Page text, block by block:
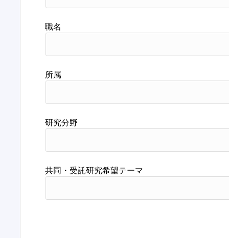
職名
所属
研究分野
共同・受託研究希望テーマ